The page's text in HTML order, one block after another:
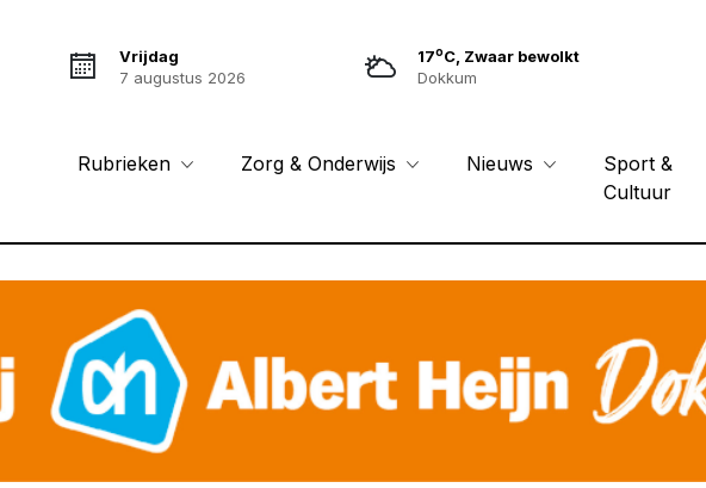
Vrijdag
7 augustus 2026
17oC, Zwaar bewolkt
Dokkum
Rubrieken Zorg & Onderwijs Nieuws
Sport &
Cultuur